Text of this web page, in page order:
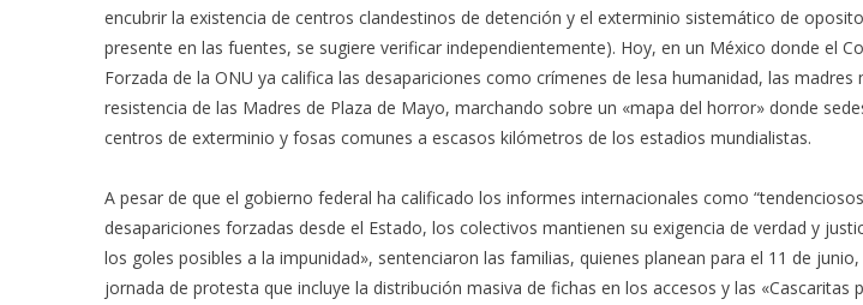
encubrir la existencia de centros clandestinos de detención y el exterminio sistemático de
presente en las fuentes, se sugiere verificar independientemente). Hoy, en un México donde el
Forzada de la ONU ya califica las desapariciones como crímenes de lesa humanidad, las madres
resistencia de las Madres de Plaza de Mayo, marchando sobre un «mapa del horror» donde
centros de exterminio y fosas comunes a escasos kilómetros de los estadios mundialistas.
A pesar de que el gobierno federal ha calificado los informes internacionales como
desapariciones forzadas desde el Estado, los colectivos mantienen su exigencia de verdad y
los goles posibles a la impunidad», sentenciaron las familias, quienes planean para el 11 de
jornada de protesta que incluye la distribución masiva de fichas en los accesos y las «Cascaritas